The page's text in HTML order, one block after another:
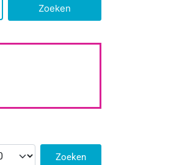
Zoeken
Zoeken